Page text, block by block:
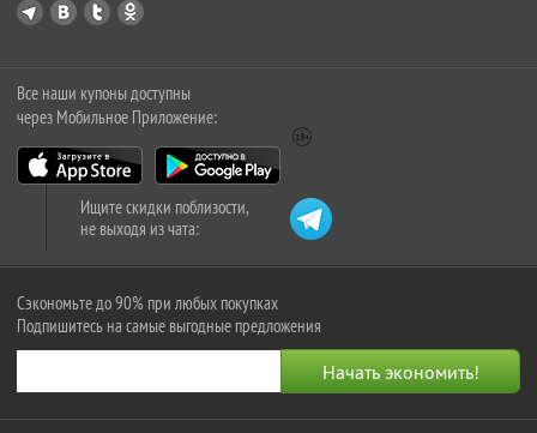
Все наши купоны доступны
через Мобильное Приложение:
Ищите скидки поблизости,
не выходя из чата:
Сэкономьте до 90% при любых покупках
Подпишитесь на самые выгодные предложения